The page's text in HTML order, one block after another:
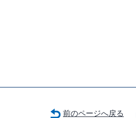
前のページへ戻る